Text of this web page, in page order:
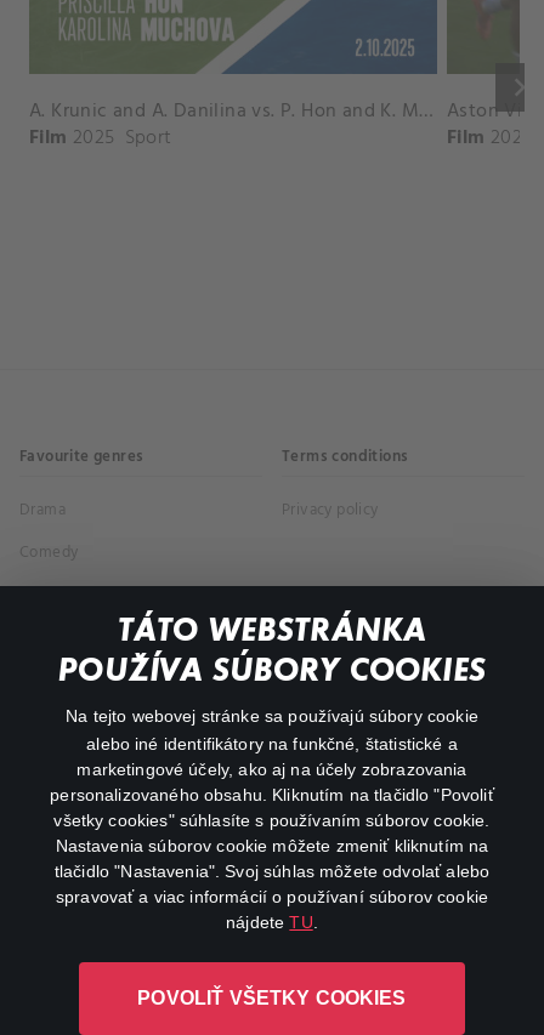
TÁTO WEBSTRÁNKA
POUŽÍVA SÚBORY COOKIES
Na tejto webovej stránke sa používajú súbory cookie
alebo iné identifikátory na funkčné, štatistické a
marketingové účely, ako aj na účely zobrazovania
personalizovaného obsahu. Kliknutím na tlačidlo "Povoliť
všetky cookies" súhlasíte s používaním súborov cookie.
Nastavenia súborov cookie môžete zmeniť kliknutím na
tlačidlo "Nastavenia". Svoj súhlas môžete odvolať alebo
spravovať a viac informácií o používaní súborov cookie
nájdeteTU
POVOLIŤ VŠETKY COOKIES
keyboard_arrow_right
A. Krunic and A. Danilina vs. P. Hon and K. Muchova Match Highlights - BEIJING_Capital Group Diamond ( October 02, 2025)
Film 2025 Sport Film 2026
Favourite genres
Drama
Comedy
Terms conditions
Privacy policy
My profile
Important links
Canal+ Luxembourg S. à r.l. so sídlom Rue Albert Borschette 4,